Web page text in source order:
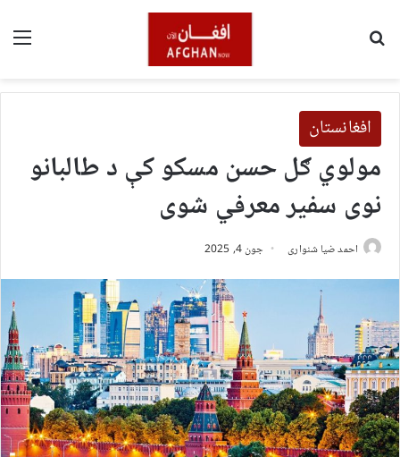
افغانستان
مولوي ګل حسن مسکو کې د طالبانو
نوی سفیر معرفي شوی
احمد ضیا شنواری جون 4, 2025